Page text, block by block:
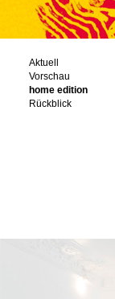
Aktuell
Vorschau
home edition
Rückblick